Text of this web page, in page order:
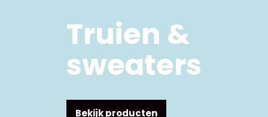
Truien &
sweaters
Bekijk producten